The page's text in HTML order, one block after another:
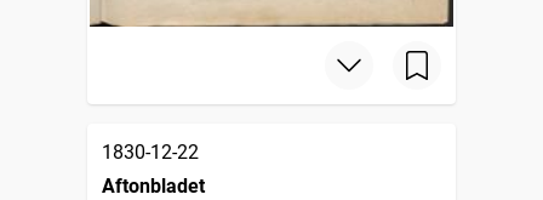
1830-12-22
Aftonbladet